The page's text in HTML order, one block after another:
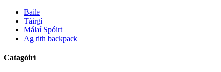
Baile
Táirgí
Málaí Spóirt
Ag rith backpack
Catagóirí